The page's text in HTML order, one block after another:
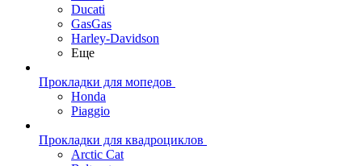
Ducati
GasGas
Harley-Davidson
Еще
Прокладки для мопедов
Honda
Piaggio
Прокладки для квадроциклов
Arctic Cat